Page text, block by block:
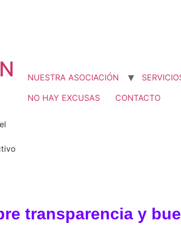
NUESTRA ASOCIACIÓN
NO HAY EXCUSAS
CONTACTO
transparencia y